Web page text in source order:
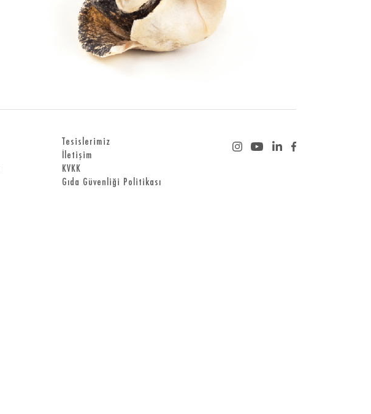
Tesislerimiz
İletişim
KVKK
Gıda Güvenliği Politikası